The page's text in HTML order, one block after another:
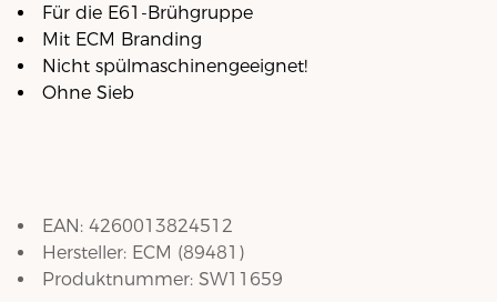
Für die E61-Brühgruppe
Mit ECM Branding
Nicht spülmaschinengeeignet!
Ohne Sieb
EAN: 4260013824512
Hersteller: ECM (89481 )
Produktnummer: SW11659